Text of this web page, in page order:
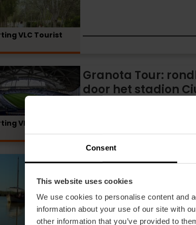
Consent
This website uses cookies
We use cookies to personalise content and
information about your use of our site with
other information that you’ve provided to
VLC Tourist
VLC Tourist
Granota Tour:
door het stadion
Halve dag
Valencia en